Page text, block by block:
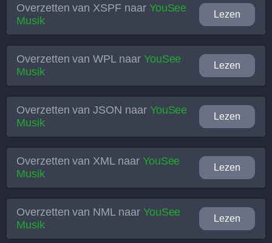
Overzetten van XSPF naar YouSee
Musik
Lezen
Overzetten vanWPLnaar YouSee
Musik
Lezen
Overzetten vanJSON naar YouSee
Musik
Lezen
Overzetten van XMLnaar YouSee
Musik
Lezen
Overzetten van NMLnaar YouSee
Musik
Lezen